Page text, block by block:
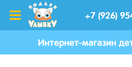
+7 (926)
Интернет-магазин